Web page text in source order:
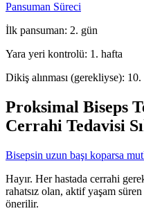
Pansuman Süreci
İlk pansuman: 2. gün
Yara yeri kontrolü: 1. hafta
Dikiş alınması (gerekliyse): 10.
Proksimal Biseps
Cerrahi Tedavisi
Bisepsin uzun başı koparsa
Hayır. Her hastada cerrahi
rahatsız olan, aktif yaşam
önerilir.